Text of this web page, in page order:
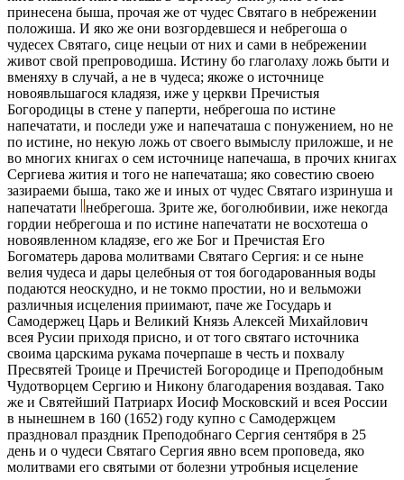
принесена быша, прочая же от чудес Святаго в небрежении
положиша. И яко же они возгордевшеся и небрегоша о
чудесех Святаго, сице нецыи от них и сами в небрежении
живот свой препроводиша. Истину бо глаголаху ложь быти и
вменяху в случай, а не в чудеса; якоже о источнице
новоявльшагося кладязя, иже у церкви Пречистыя
Богородицы в стене у паперти, небрегоша по истине
напечатати, и последи уже и напечаташа с понужением, но не
по истине, но некую ложь от своего вымыслу приложше, и не
во многих книгах о сем источнице напечаша, в прочих книгах
Сергиева жития и того не напечаташа; яко совестию своею
зазираеми быша, тако же и иных от чудес Святаго изринуша и
напечатати
небрегоша. Зрите же, боголюбивии, иже некогда
гордии небрегоша и по истине напечатати не восхотеша о
новоявленном кладязе, его же Бог и Пречистая Его
Богоматерь дарова молитвами Святаго Сергия: и се ныне
велия чудеса и дары целебныя от тоя богодарованныя воды
подаются неоскудно, и не токмо простии, но и вельможи
различныя исцеления приимают, паче же Государь и
Самодержец Царь и Великий Князь Алексей Михайлович
всея Русии приходя присно, и от того святаго источника
своима царскима рукама почерпаше в честь и похвалу
Пресвятей Троице и Пречистей Богородице и Преподобным
Чудотворцем Сергию и Никону благодарения воздавая. Тако
же и Святейший Патриарх Иосиф Московский и всея России
в нынешнем в 160 (1652) году купно с Самодержцем
праздновал праздник Преподобнаго Сергия сентября в 25
день и о чудеси Святаго Сергия явно всем проповеда, яко
молитвами его святыми от болезни утробныя исцеление